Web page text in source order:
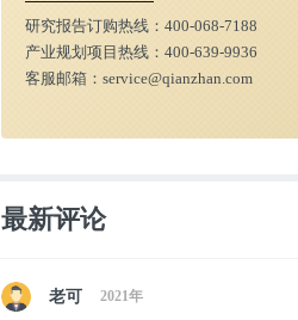
一
这是已定位为知识型社
研究报告订购热线：400-068-7188
产业规划项目热线：400-639-9936
客服邮箱：service@qianzhan.com
最新评论
老可 2021年